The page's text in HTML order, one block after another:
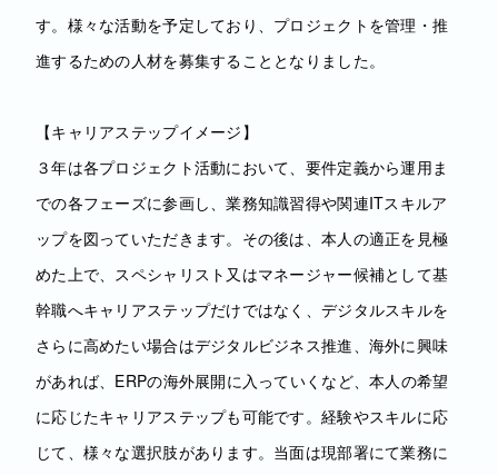
す。様々な活動を予定しており、プロジェクトを管理・推
進するための人材を募集することとなりました。
【キャリアステップイメージ】
３年は各プロジェクト活動において、要件定義から運用ま
での各フェーズに参画し、業務知識習得や関連ITスキルア
ップを図っていただきます。その後は、本人の適正を見極
めた上で、スペシャリスト又はマネージャー候補として基
幹職へキャリアステップだけではなく、デジタルスキルを
さらに高めたい場合はデジタルビジネス推進、海外に興味
があれば、ERPの海外展開に入っていくなど、本人の希望
に応じたキャリアステップも可能です。経験やスキルに応
じて、様々な選択肢があります。当面は現部署にて業務に